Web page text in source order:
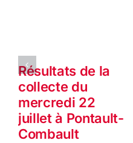
Résultats de la
collecte du
mercredi 22
juillet à Pontault-
Combault